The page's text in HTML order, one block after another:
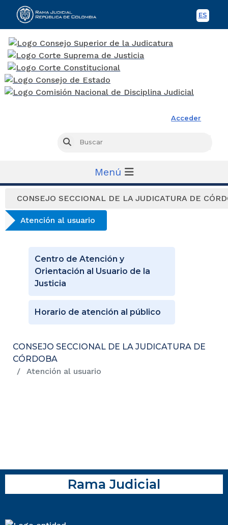
ES
Acceder
Buscar
Menú
CONSEJO SECCIONAL DE LA JUDICATURA DE
Atención al usuario
Centro de Atención y
Orientación al Usuario de la
Justicia
Horario de atención al público
CONSEJO SECCIONAL DE LA JUDICATURA DE
CÓRDOBA
Atención al usuario
Rama Judicial